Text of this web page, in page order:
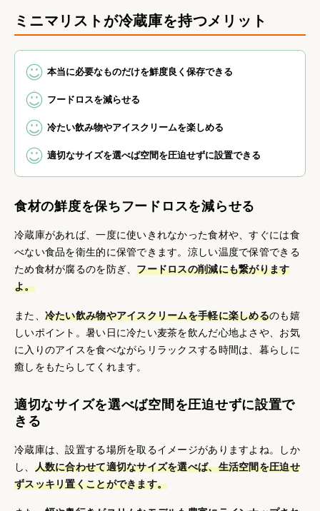
ミニマリストが冷蔵庫を持つメリット
本当に必要なものだけを鮮度良く保存できる
フードロスを減らせる
冷たい飲み物やアイスクリームを楽しめる
適切なサイズを選べば空間を圧迫せずに設置できる
食材の鮮度を保ちフードロスを減らせる
冷蔵庫があれば、一度に使いきれなかった食材や、すぐには食
べない食品を衛生的に保管できます。涼しい温度で保管できる
ため食材が腐るのを防ぎ、フードロスの削減にも繋がります
よ。
また、 冷たい飲み物やアイスクリームを手軽に楽しめるのも嬉
しいポイント。暑い日に冷たい麦茶を飲んだ心地よさや、お気
に入りのアイスを食べながらリラックスする時間は、暮らしに
癒しをもたらしてくれます。
適切なサイズを選べば空間を圧迫せずに設置で
きる
冷蔵庫は、設置する場所を取るイメージがありますよね。しか
し、 人数に合わせて適切なサイズを選べば、生活空間を圧迫せ
ずスッキリ置くことができます。